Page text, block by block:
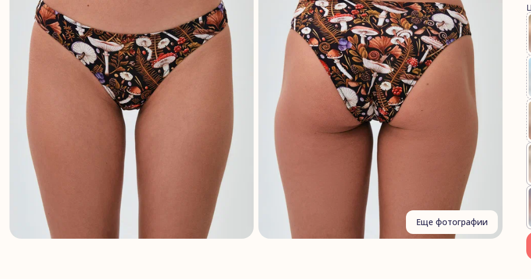
Еще фотографии